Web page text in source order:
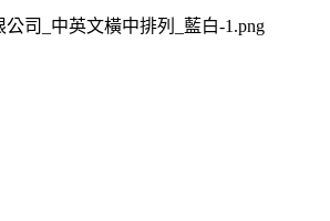
公司_中英文橫中排列_藍白-1.png